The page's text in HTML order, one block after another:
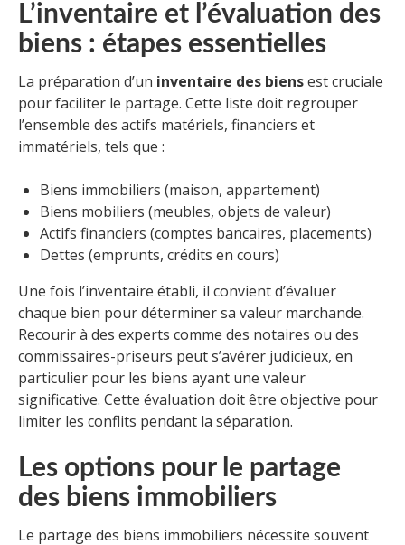
L’inventaire et l’évaluation des
biens : étapes essentielles
La préparation d’un inventaire des biensest cruciale
pour faciliter le partage. Cette liste doit regrouper
l’ensemble des actifs matériels, financiers et
immatériels, tels que :
Biens immobiliers (maison, appartement)
Biens mobiliers (meubles, objets de valeur)
Actifs financiers (comptes bancaires, placements)
Dettes (emprunts, crédits en cours)
Une fois l’inventaire établi, il convient d’évaluer
chaque bien pour déterminer sa valeur marchande.
Recourir à des experts comme des notaires ou des
commissaires-priseurs peut s’avérer judicieux, en
particulier pour les biens ayant une valeur
significative. Cette évaluation doit être objective pour
limiter les conflits pendant la séparation.
Les options pour le partage
des biens immobiliers
Le partage des biens immobiliers nécessite souvent